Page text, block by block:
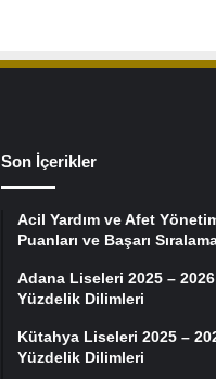
Son İçerikler
Acil Yardım ve Afet
Puanları ve Başarı
Adana Liseleri 2025 –
Yüzdelik Dilimleri
Kütahya Liseleri 2025 –
Yüzdelik Dilimleri